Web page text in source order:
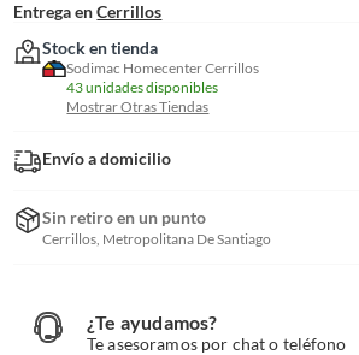
Entrega en Cerrillos
Stock en tienda
Sodimac Homecenter Cerrillos
43 unidades disponibles
Mostrar Otras Tiendas
Envío a domicilio
Sin retiro en un punto
Cerrillos, Metropolitana De Santiago
¿Te ayudamos?
Te asesoramos por chat o teléfono